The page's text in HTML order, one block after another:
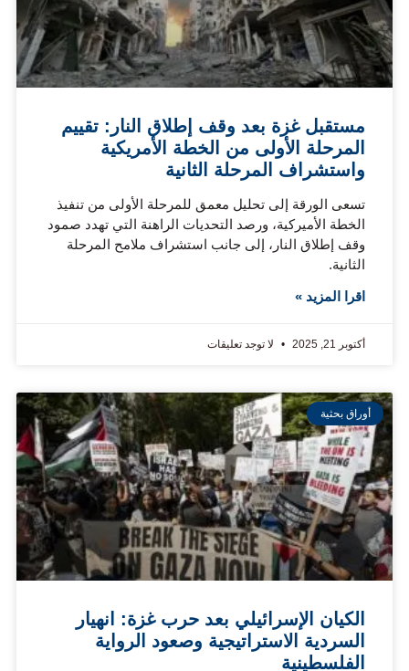
مستقبل غزة بعد وقف إطلاق النار: تقييم
المرحلة الأولى من الخطة الأمريكية
واستشراف المرحلة الثانية
تسعى الورقة إلى تحليل معمق للمرحلة الأولى من تنفيذ
الخطة الأميركية، ورصد التحديات الراهنة التي تهدد صمود
وقف إطلاق النار، إلى جانب استشراف ملامح المرحلة
الثانية.
اقرا المزيد »
أكتوبر 21, 2025 لا توجد تعليقات
أوراق بحثية
الكيان الإسرائيلي بعد حرب غزة: انهيار
السردية الاستراتيجية وصعود الرواية
الفلسطينية